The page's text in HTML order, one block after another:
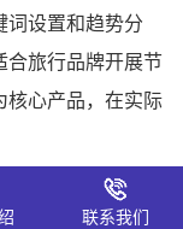
词设置和趋势分
合旅行品牌开展节
核心产品，在实际
联系我们